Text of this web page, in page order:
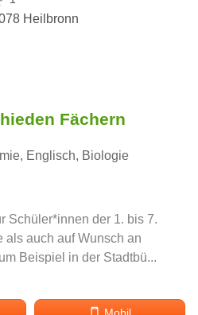
Heilbronn
Fächern
Englisch, Biologie
Schüler*innen der 1. bis 7.
als auch auf Wunsch an
Beispiel in der Stadtbü...